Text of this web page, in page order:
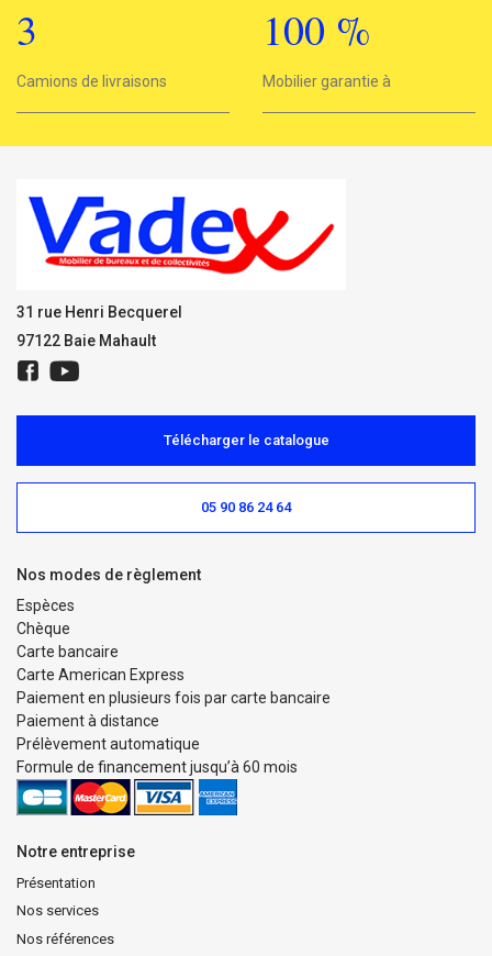
3
3
Camions de livraisons
100 %
Mobilier garantie à
31 rue Henri Becquerel
97122 Baie Mahault
Notre entreprise
Présentation
Nos services
Nos références
Télécharger le catalogue
05 90 86 24 64
Nos modes de règlement
Espèces
Chèque
Carte bancaire
Carte American Express
Paiement en plusieurs fois par carte bancaire
Paiement à distance
Prélèvement automatique
Formule de financement jusqu’à 60 mois